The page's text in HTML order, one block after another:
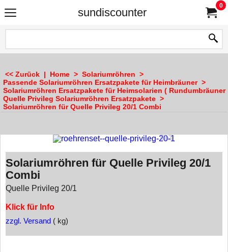
sundiscounter
0
<< Zurück | Home > Solariumröhren >
Passende Solariumröhren Ersatzpakete für Heimbräuner>
Solariumröhren Ersatzpakete für Heimsolarien ( Rundumbräuner
Quelle Privileg Solariumröhren Ersatzpakete >
Solariumröhren für Quelle Privileg 20/1 Combi
Solariumröhren für Quelle Privileg 20/1
Combi
Quelle Privileg 20/1
Klick für Info
zzgl. Versand kg